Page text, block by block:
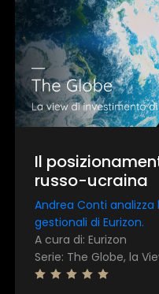
Il
russo-ucraina
Andrea Conti
gestionali di Eurizon.
A cura di: Eurizon
Serie: The Globe, la